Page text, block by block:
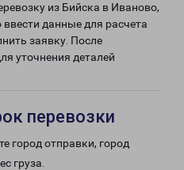
из Бийска в Иваново,
данные для расчета
заявку. После
уточнения деталей
перевозки
город отправки, город
груза.